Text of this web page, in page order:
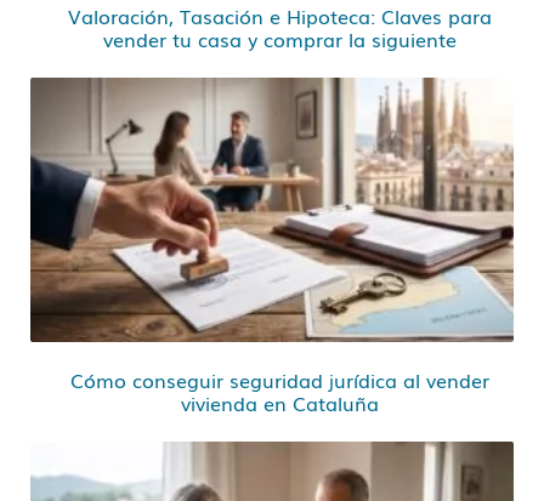
Valoración, Tasación e Hipoteca: Claves para
vender tu casa y comprar la siguiente
Cómo conseguir seguridad jurídica al vender
vivienda en Cataluña